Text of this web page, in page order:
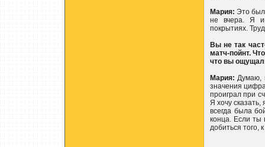
Мария: Это
не вчера. Я
покрытиях.
Вы не так
матч-пойнт.
что вы
Мария: Думаю,
значения
проиграл при
Я хочу
всегда была
конца. Если ты
добиться того,